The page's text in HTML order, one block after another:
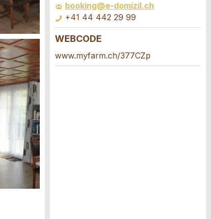
booking@e-domizil.ch
+41 44 442 29 99
WEBCODE
www.myfarm.ch/377CZp